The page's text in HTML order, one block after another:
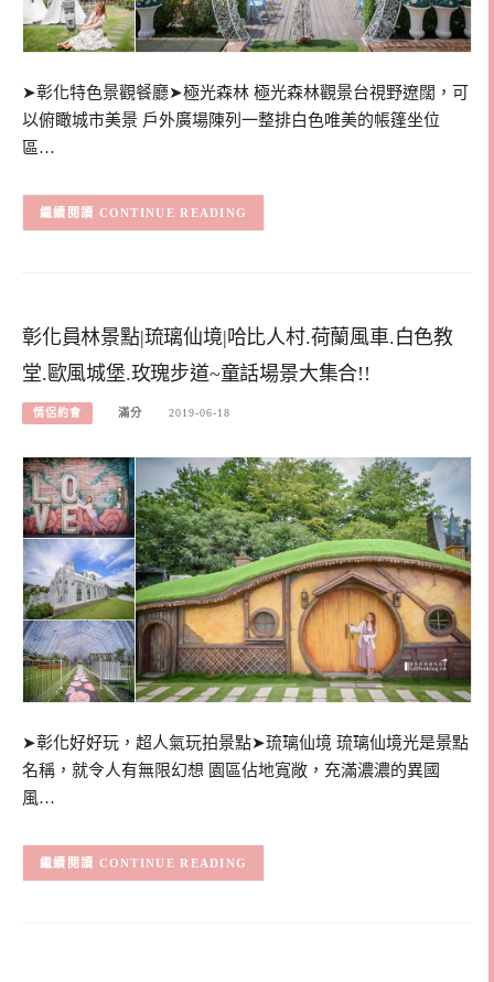
➤彰化特色景觀餐廳➤極光森林 極光森林觀景台視野遼闊，可
以俯瞰城市美景 戶外廣場陳列一整排白色唯美的帳篷坐位
區…
CONTINUE READING
彰化員林景點|琉璃仙境|哈比人村.荷蘭風車.白色教
堂.歐風城堡.玫瑰步道~童話場景大集合!!
情侶約會 滿分 2019-06-18
➤彰化好好玩，超人氣玩拍景點➤琉璃仙境 琉璃仙境光是景點
名稱，就令人有無限幻想 園區佔地寬敞，充滿濃濃的異國
風…
CONTINUE READING